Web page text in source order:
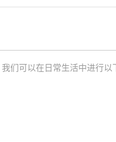
们可以在日常生活中进行